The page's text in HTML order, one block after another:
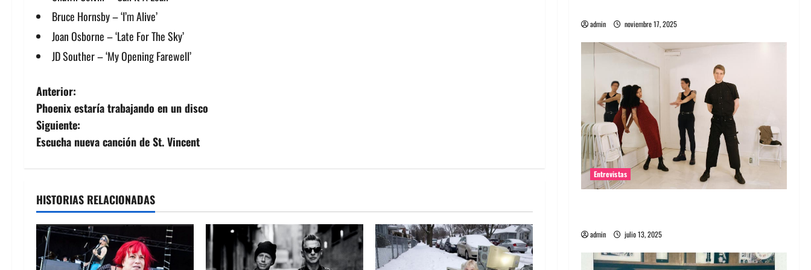
Bruce Hornsby – ‘I’m Alive’
Joan Osborne – ‘Late For The Sky’
JD Souther – ‘My Opening Farewell’
N
a
v
g
a
c
Anterior:
Phoenix estaría trabajando en un disco
Siguiente:
Escucha nueva canción de St. Vincent
HISTORIAS RELACIONADAS
admin noviembre 17, 2025
Entrevistas
admin julio 13, 2025